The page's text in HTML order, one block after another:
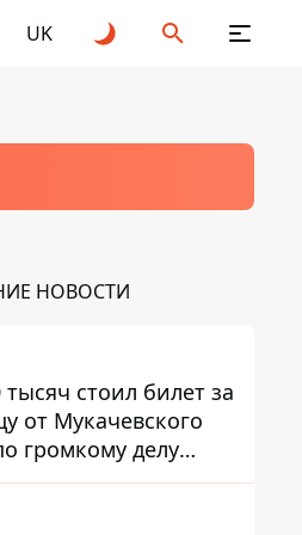
UK
НОВОСТИ
стоил билет за
от Мукачевского
громкому делу
подозрения
двое бывших